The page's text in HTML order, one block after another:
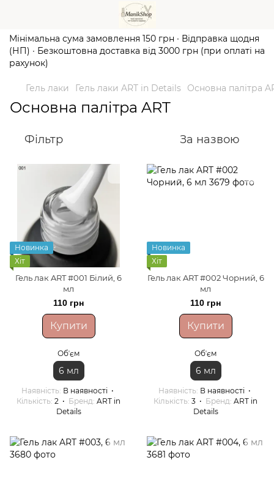
Мінімальна сума замовлення 150 грн ∙ Відправка щодня
(НП) ∙ Безкоштовна доставка від 3000 грн (при оплаті на
рахунок)
Гель лаки Гель лаки ART in Details Основна палітра
Основна палітра ART
Фільтр За назвою
Новинка
Хіт
Гель лак ART #001 Білий, 6
мл
110 грн
Купити
Обʼєм
6 мл
Наявність В наявності
Кількість 2 Бренд ART in
Details
Новинка
Хіт
Гель лак ART #002 Чорний, 6
мл
110 грн
Купити
Обʼєм
6 мл
Наявність В наявності
Кількість 3 Бренд ART in
Details